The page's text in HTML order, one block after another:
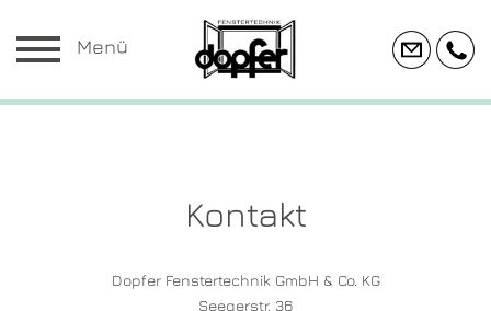
Menü
Kontakt
Dopfer Fenstertechnik GmbH & Co. KG
Seegerstr. 36